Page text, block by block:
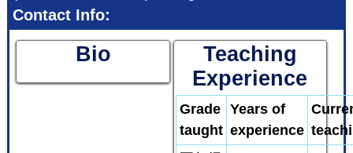
Contact Info:
Bio
Teaching
Experience
Grade
taught
Years of
experience